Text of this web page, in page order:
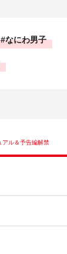
なにわ男子
アル＆予告編解禁